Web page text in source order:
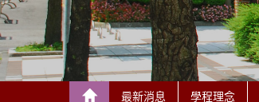
最新消息 學程理念